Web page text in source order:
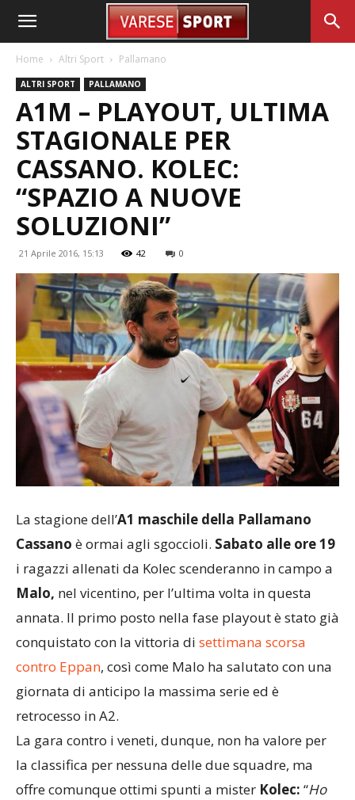
Home Altri Sport Pallamano
ALTRI SPORT PALLAMANO
A1M – PLAYOUT, ULTIMA
STAGIONALE PER
CASSANO. KOLEC:
“SPAZIO A NUOVE
SOLUZIONI”
21 Aprile 2016, 15:13 42 0
La stagione dell’A1 maschile della Pallamano
Cassano è ormai agli sgoccioli. Sabato alle ore 19
i ragazzi allenati da Kolec scenderanno in campo a
Malo, nel vicentino, per l’ultima volta in questa
annata. Il primo posto nella fase playout è stato già
conquistato con la vittoria di settimana scorsa
contro Eppan, così come Malo ha salutato con una
giornata di anticipo la massima serie ed è
retrocesso in A2.
La gara contro i veneti, dunque, non ha valore per
la classifica per nessuna delle due squadre, ma
offre comunque ottimi spunti a mister Kolec: “Ho